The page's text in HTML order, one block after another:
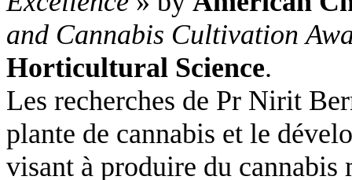
and Cannabis Cultivation
Horticultural Science.
Les recherches de Pr Nirit
plante de cannabis et le
visant à produire du